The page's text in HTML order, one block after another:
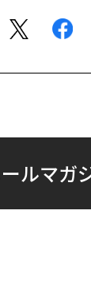
ルマガ